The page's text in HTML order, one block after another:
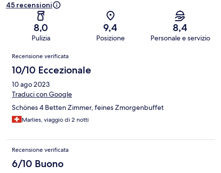
45 recensioni
8,0
Pulizia
9,4
Posizione
8,4
Personale e servizio
Recensioni
Recensione verificata
10/10 Eccezionale
10 ago 2023
Traduci con Google
Schönes 4 Betten Zimmer, feines Zmorgenbuffet
Marlies, viaggio di 2 notti
Recensione verificata
6/10 Buono